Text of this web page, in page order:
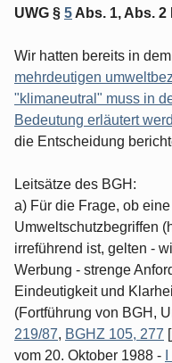
UWG § 5 Abs. 1, Abs. 2
Wir hatten bereits in
mehrdeutigen
"klimaneutral" muss in
Bedeutung erläutert
die Entscheidung
Leitsätze des BGH:
a) Für die Frage, ob
Umweltschutzbegriffen
irreführend ist, gelten -
Werbung - strenge
Eindeutigkeit und
(Fortführung von BGH,
219/87, BGHZ 105, 277
vom 20. Oktober 1988 -